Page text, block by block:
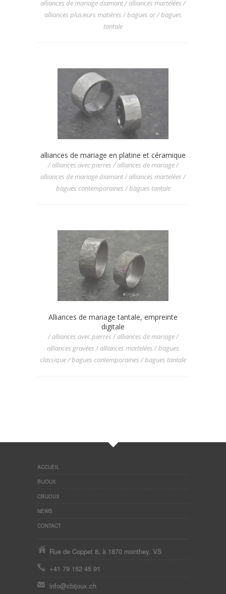
alliances de mariage diamant / alliances martelées /
alliances plusieurs matières / bagues or / bagues
tantale
alliances de mariage en platine et céramique
/ alliances avec pierres / alliances de mariage /
alliances de mariage diamant / alliances martelées /
bagues contemporaines / bagues tantale
Alliances de mariage tantale, empreinte
digitale
/ alliances avec pierres / alliances de mariage /
alliances gravées / alliances martelées / bagues
classique / bagues contemporaines / bagues tantale
ACCUEIL
BIJOUX
CBIJOUX
NEWS
CONTACT
Rue de Coppet 8, à 1870 monthey, VS
+41 79 152 45 91
info@cbijoux.ch